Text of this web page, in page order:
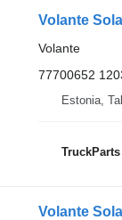
Volante
Volante
77700652
Estonia,
Volante